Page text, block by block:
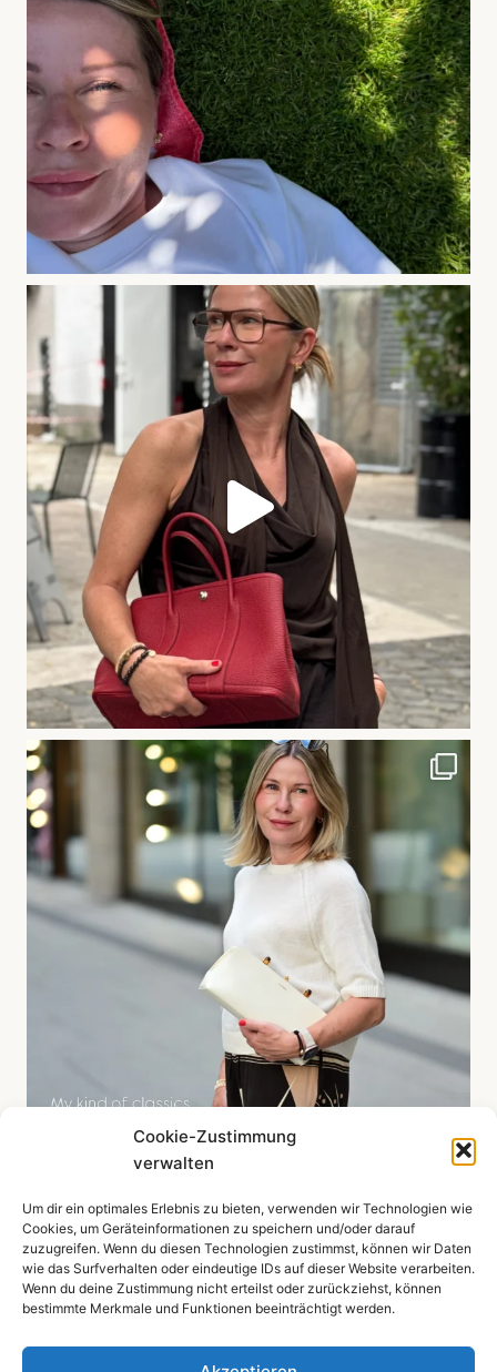
Cookie-Zustimmung
verwalten
Um dir ein optimales Erlebnis zu bieten, verwenden wir Technologien wie
Cookies, um Geräteinformationen zu speichern und/oder darauf
zuzugreifen. Wenn du diesen Technologien zustimmst, können wir Daten
wie das Surfverhalten oder eindeutige IDs auf dieser Website verarbeiten.
Wenn du deine Zustimmung nicht erteilst oder zurückziehst, können
bestimmte Merkmale und Funktionen beeinträchtigt werden.
Mehr zeigen ...
Datenschutzerklärung